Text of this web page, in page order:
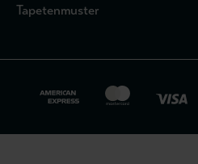
Tapetenmuster